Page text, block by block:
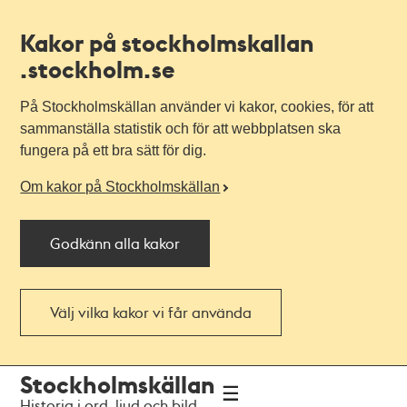
Kakor på stockholmskallan
.stockholm.se
På Stockholmskällan använder vi kakor, cookies, för att
sammanställa statistik och för att webbplatsen ska
fungera på ett bra sätt för dig.
Om kakor på Stockholmskällan
Godkänn alla kakor
Välj vilka kakor vi får använda
navigationen
huvudinnehållet
Stockholmskällan